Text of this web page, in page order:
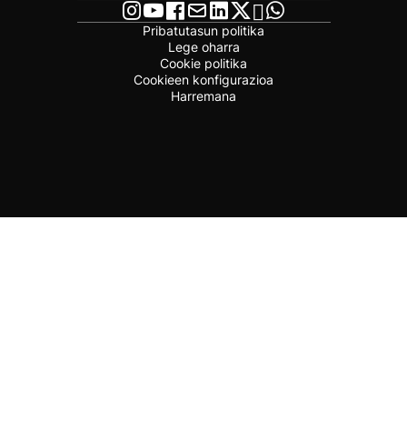
Pribatutasun politika
Lege oharra
Cookie politika
Cookieen konfigurazioa
Harremana